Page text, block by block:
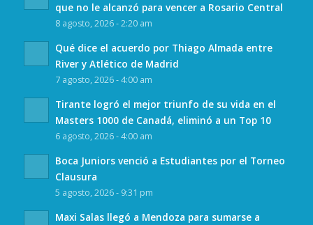
que no le alcanzó para vencer a Rosario Central
8 agosto, 2026 - 2:20 am
Qué dice el acuerdo por Thiago Almada entre
River y Atlético de Madrid
7 agosto, 2026 - 4:00 am
Tirante logró el mejor triunfo de su vida en el
Masters 1000 de Canadá, eliminó a un Top 10
6 agosto, 2026 - 4:00 am
Boca Juniors venció a Estudiantes por el Torneo
Clausura
5 agosto, 2026 - 9:31 pm
Maxi Salas llegó a Mendoza para sumarse a